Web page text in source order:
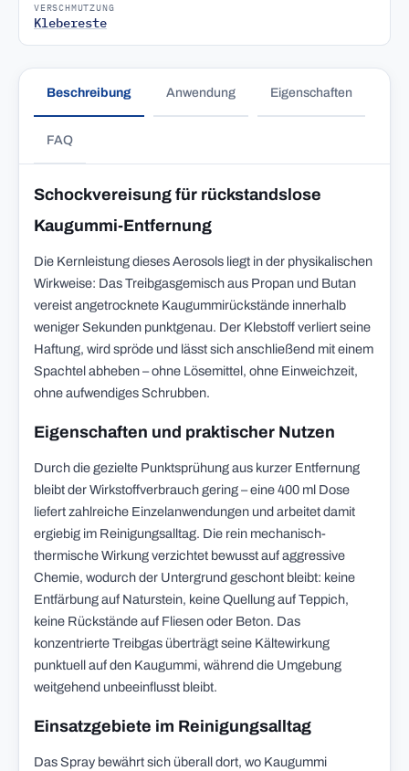
VERSCHMUTZUNG
Klebereste
Beschreibung Anwendung Eigenschaften
FAQ
Schockvereisung für rückstandslose
Kaugummi-Entfernung
Die Kernleistung dieses Aerosols liegt in der physikalischen
Wirkweise: Das Treibgasgemisch aus Propan und Butan
vereist angetrocknete Kaugummirückstände innerhalb
weniger Sekunden punktgenau. Der Klebstoff verliert seine
Haftung, wird spröde und lässt sich anschließend mit einem
Spachtel abheben – ohne Lösemittel, ohne Einweichzeit,
ohne aufwendiges Schrubben.
Eigenschaften und praktischer Nutzen
Durch die gezielte Punktsprühung aus kurzer Entfernung
bleibt der Wirkstoffverbrauch gering – eine 400 ml Dose
liefert zahlreiche Einzelanwendungen und arbeitet damit
ergiebig im Reinigungsalltag. Die rein mechanisch-
thermische Wirkung verzichtet bewusst auf aggressive
Chemie, wodurch der Untergrund geschont bleibt: keine
Entfärbung auf Naturstein, keine Quellung auf Teppich,
keine Rückstände auf Fliesen oder Beton. Das
konzentrierte Treibgas überträgt seine Kältewirkung
punktuell auf den Kaugummi, während die Umgebung
weitgehend unbeeinflusst bleibt.
Einsatzgebiete im Reinigungsalltag
Das Spray bewährt sich überall dort, wo Kaugummi